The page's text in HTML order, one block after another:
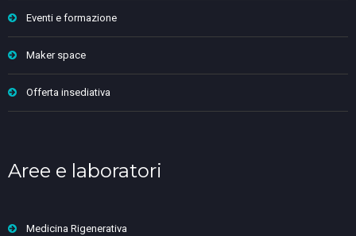
Eventi e formazione
Maker space
Offerta insediativa
Aree e laboratori
Medicina Rigenerativa